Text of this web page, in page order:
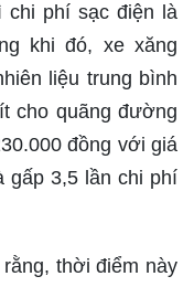
chi phí sạc điện là
khi đó, xe xăng
liệu trung bình
cho quãng đường
đồng với giá
gấp 3,5 lần chi phí
thời điểm này